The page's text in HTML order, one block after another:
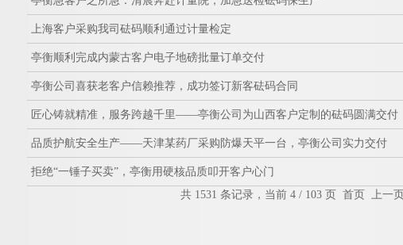
上海客户采购我司砝码顺利通过计量检定
亭衡顺利完成内蒙古客户电子地磅批量订单交付
亭衡公司喜获老客户信赖推荐，成功签订新客砝码合同
匠心铸就精准，服务跨越千里——亭衡公司为山西客户定制的砝码圆满交付
品质护航安全生产——天津某药厂采购防爆天平一台，亭衡公司实力交付
拒绝“一锤子买卖”，亭衡用硬核品质叩开客户心门
共 1531 条记录，当前 4 / 103 页 首页 上一页